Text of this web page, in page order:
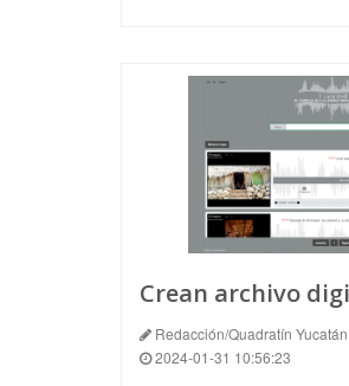
Redacción/Quadratín Yucatán
2024-01-31 10:56:23